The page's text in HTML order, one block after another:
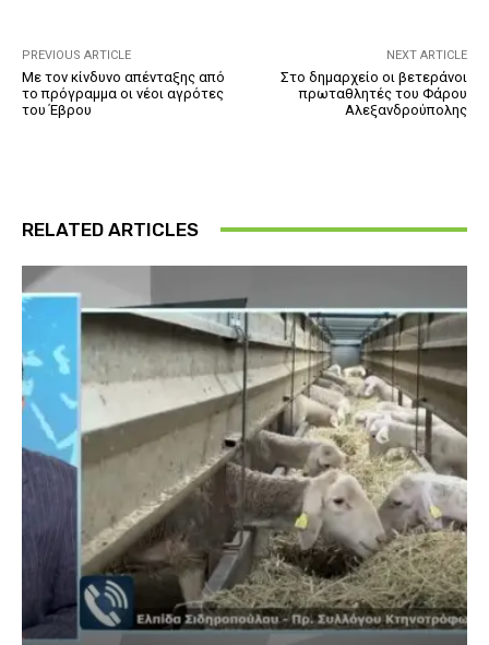
PREVIOUS ARTICLE
Με τον κίνδυνο απένταξης από
το πρόγραμμα οι νέοι αγρότες
του Έβρου
NEXT ARTICLE
Στο δημαρχείο οι βετεράνοι
πρωταθλητές του Φάρου
Αλεξανδρούπολης
RELATED ARTICLES